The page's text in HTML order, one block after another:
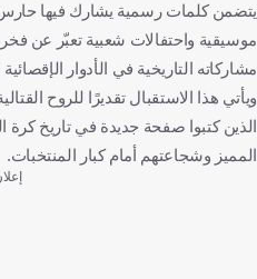
يتضمن كلمات رسمية يشارك فيها
موسيقية واحتفالات شعبية تعبّر عن
مشاركاته التاريخية في الأدوار
ويأتي هذا الاستقبال تقديرًا للروح
الذين كتبوا صفحة جديدة في تاريخ كرة
المميز وشجاعتهم أمام كبار المنتخبات.